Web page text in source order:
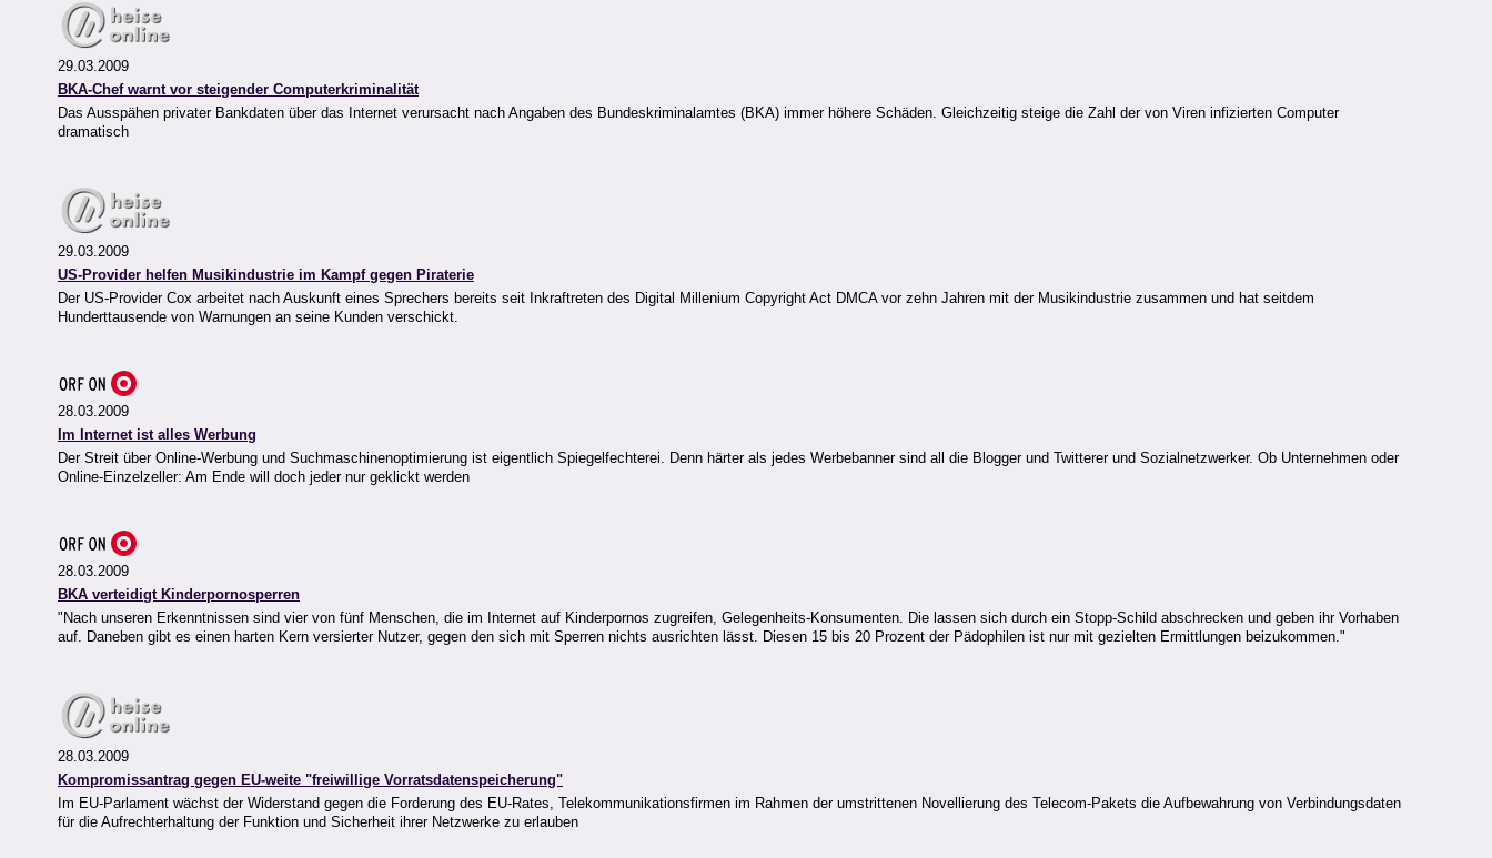
29.03.2009
BKA-Chef warnt vor steigender Computerkriminalität
Das Ausspähen privater Bankdaten über das Internet verursacht nach Angaben des Bundeskriminalamtes (BKA) immer höhere Schäden. Gleichzeitig steige die Zahl der von Viren infizierten Computer
dramatisch
29.03.2009
US-Provider helfen Musikindustrie im Kampf gegen Piraterie
Der US-Provider Cox arbeitet nach Auskunft eines Sprechers bereits seit Inkraftreten des Digital Millenium Copyright Act DMCA vor zehn Jahren mit der Musikindustrie zusammen und hat seitdem
Hunderttausende von Warnungen an seine Kunden verschickt.
28.03.2009
Im Internet ist alles Werbung
Der Streit über Online-Werbung und Suchmaschinenoptimierung ist eigentlich Spiegelfechterei. Denn härter als jedes Werbebanner sind all die Blogger und Twitterer und Sozialnetzwerker. Ob Unternehmen oder
Online-Einzelzeller: Am Ende will doch jeder nur geklickt werden
28.03.2009
BKA verteidigt Kinderpornosperren
"Nach unseren Erkenntnissen sind vier von fünf Menschen, die im Internet auf Kinderpornos zugreifen, Gelegenheits-Konsumenten. Die lassen sich durch ein Stopp-Schild abschrecken und geben ihr Vorhaben
auf. Daneben gibt es einen harten Kern versierter Nutzer, gegen den sich mit Sperren nichts ausrichten lässt. Diesen 15 bis 20 Prozent der Pädophilen ist nur mit gezielten Ermittlungen beizukommen."
28.03.2009
Kompromissantrag gegen EU-weite "freiwillige Vorratsdatenspeicherung"
Im EU-Parlament wächst der Widerstand gegen die Forderung des EU-Rates, Telekommunikationsfirmen im Rahmen der umstrittenen Novellierung des Telecom-Pakets die Aufbewahrung von Verbindungsdaten
für die Aufrechterhaltung der Funktion und Sicherheit ihrer Netzwerke zu erlauben